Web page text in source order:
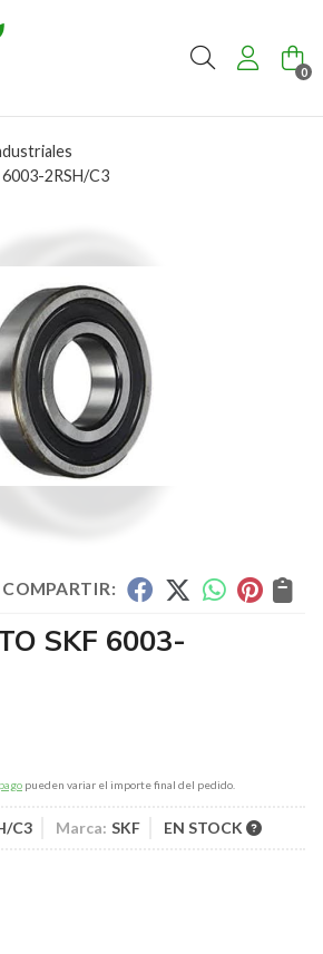
Buscar 0
2RSH/C3
COMPARTIR:
SKF 6003-
pago pueden variar el importe final del pedido.
C3 Marca: SKF EN STOCK